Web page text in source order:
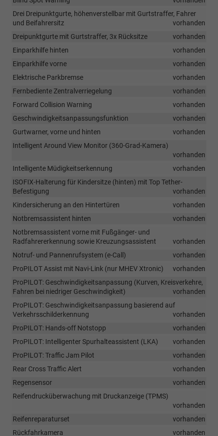
Drei Dreipunktgurte, höhenverstellbar mit Gurtstraffer, Fahrer
und Beifahrersitz
vorhanden
Dreipunktgurte mit Gurtstraffer, 3x Rücksitze
vorhanden
Einparkhilfe hinten
vorhanden
Einparkhilfe vorne
vorhanden
Elektrische Parkbremse
vorhanden
Fernbediente Zentralverriegelung
vorhanden
Forward Collision Warning
vorhanden
Geschwindigkeitsanpassungsfunktion
vorhanden
Gurtwarner, vorne und hinten
vorhanden
Intelligent Around View Monitor (360-Grad-Kamera)
vorhanden
Intelligente Müdigkeitserkennung
vorhanden
ISOFIX-Halterung für Kindersitze (hinten) mit Top Tether-
Befestigung
vorhanden
Kindersicherung an den Hintertüren
vorhanden
Notbremsassistent hinten
vorhanden
Notbremsassistent vorne mit Fußgänger- und
Radfahrererkennung sowie Kreuzungsassistent
vorhanden
Notruf- und Pannenrufsystem (e-Call)
vorhanden
ProPILOT Assist mit Navi-Link (nur MHEV Xtronic)
vorhanden
ProPILOT: Geschwindigkeitsanpassung (Kurven, Kreisverkehre,
Fahren bei niedriger Geschwindigkeit)
vorhanden
ProPILOT: Geschwindigkeitsanpassung basierend auf
Verkehrsschilderkennung
vorhanden
ProPILOT: Hands-off Notstopp
vorhanden
ProPILOT: Intelligenter Spurhalteassistent (LKA)
vorhanden
ProPILOT: Traffic Jam Pilot
vorhanden
Rear Cross Traffic Alert
vorhanden
Regensensor
vorhanden
Reifendrucküberwachung mit Druckanzeige (TPMS)
vorhanden
Reifenreparaturset
vorhanden
Rückfahrkamera
vorhanden